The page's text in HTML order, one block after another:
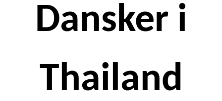
Dansker i
Thailand